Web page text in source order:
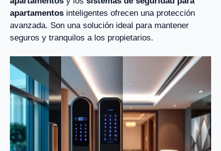
apartamentos inteligentes ofrecen una protección
avanzada. Son una solución ideal para mantener
seguros y tranquilos a los propietarios.